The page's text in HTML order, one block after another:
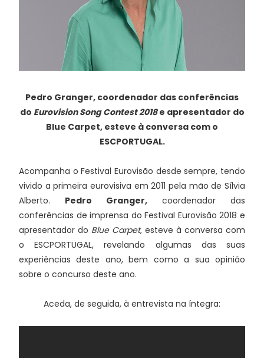
Pedro Granger, coordenador das conferências
do Eurovision Song Contest 2018e apresentador do
Blue Carpet, esteve à conversa com o
ESCPORTUGAL.
Acompanha o Festival Eurovisão desde sempre, tendo
vivido a primeira eurovisiva em 2011 pela mão de Sílvia
Alberto. Pedro Granger, coordenador das
conferências de imprensa do Festival Eurovisão 2018 e
apresentador do Blue Carpet, esteve à conversa com
o ESCPORTUGAL, revelando algumas das suas
experiências deste ano, bem como a sua opinião
sobre o concurso deste ano.
Aceda, de seguida, à entrevista na íntegra: